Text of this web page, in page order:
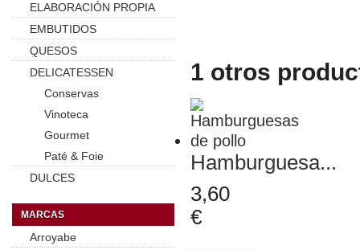
ELABORACIÓN PROPIA
EMBUTIDOS
QUESOS
DELICATESSEN
Conservas
Vinoteca
Gourmet
Paté & Foie
DULCES
MARCAS
Arroyabe
1 otros
Hamburguesa...
3,60
€